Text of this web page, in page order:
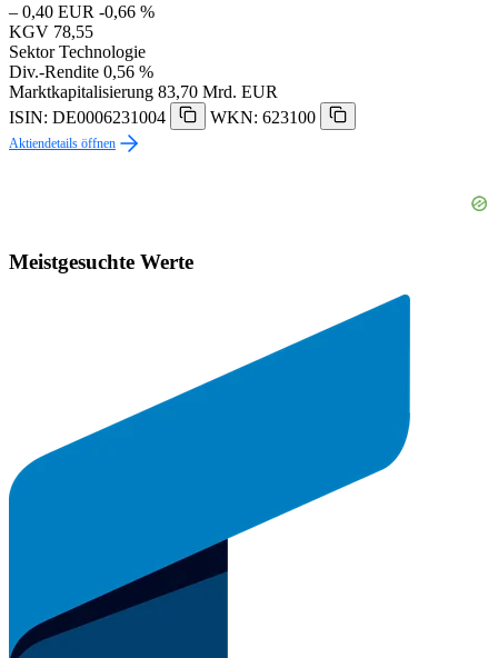
– 0,40 EUR -0,66 %
KGV 78,55
Sektor Technologie
Div.-Rendite 0,56 %
Marktkapitalisierung 83,70 Mrd. EUR
ISIN: DE0006231004
WKN: 623100
Aktiendetails öffnen
Meistgesuchte Werte